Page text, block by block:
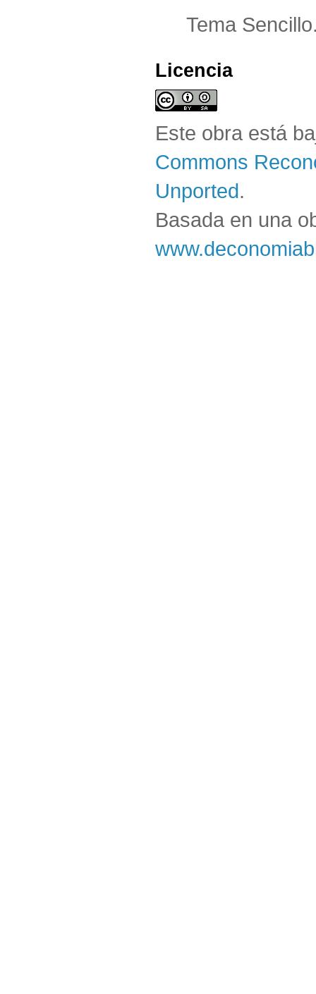
Tema
Licencia
Este obra está
Commons
Unported.
Basada en una